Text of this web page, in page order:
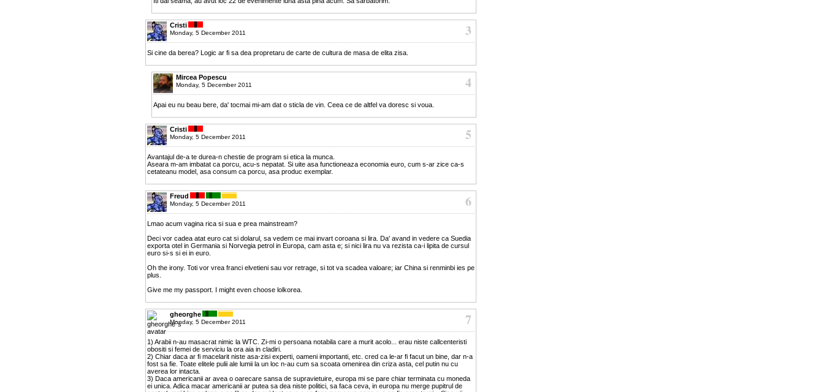
3
Cristi
Monday, 5 December 2011
Si cine da berea? Logic ar fi sa dea propretaru de carte de cultura de masa de elita zisa.
4
Mircea Popescu
Monday, 5 December 2011
Apai eu nu beau bere, da' tocmai mi-am dat o sticla de vin. Ceea ce de altfel va doresc si voua.
5
Cristi
Monday, 5 December 2011
Avantajul de-a te durea-n chestie de program si etica la munca.
Aseara m-am imbatat ca porcu, acu-s nepatat. Si uite asa functioneaza economia euro, cum s-ar zice ca-s
cetateanu model, asa consum ca porcu, asa produc exemplar.
6
Freud
Monday, 5 December 2011
Lmao acum vagina rica si sua e prea mainstream?
Deci vor cadea atat euro cat si dolarul, sa vedem ce mai invart coroana si lira. Da' avand in vedere ca Suedia
exporta otel in Germania si Norvegia petrol in Europa, cam asta e; si nici lira nu va rezista ca-i lipita de cursul
euro si-s si ei in euro.
Oh the irony. Toti vor vrea franci elvetieni sau vor retrage, si tot va scadea valoare; iar China si renminbi ies pe
plus.
Give me my passport. I might even choose lolkorea.
7
gheorghe
Monday, 5 December 2011
1) Arabii n-au masacrat nimic la WTC. Zi-mi o persoana notabila care a murit acolo... erau niste callcenteristi
obositi si femei de serviciu la ora aia in cladiri.
2) Chiar daca ar fi macelarit niste asa-zisi experti, oameni importanti, etc. cred ca le-ar fi facut un bine, dar n-a
fost sa fie. Toate elitele pulii ale lumii la un loc n-au cum sa scoata omenirea din criza asta, cel putin nu cu
averea lor intacta.
3) Daca americanii ar avea o oarecare sansa de supravietuire, europa mi se pare chiar terminata cu moneda
ei unica. Adica macar americanii ar putea sa dea niste politici, sa faca ceva, in europa nu merge pupitrul de